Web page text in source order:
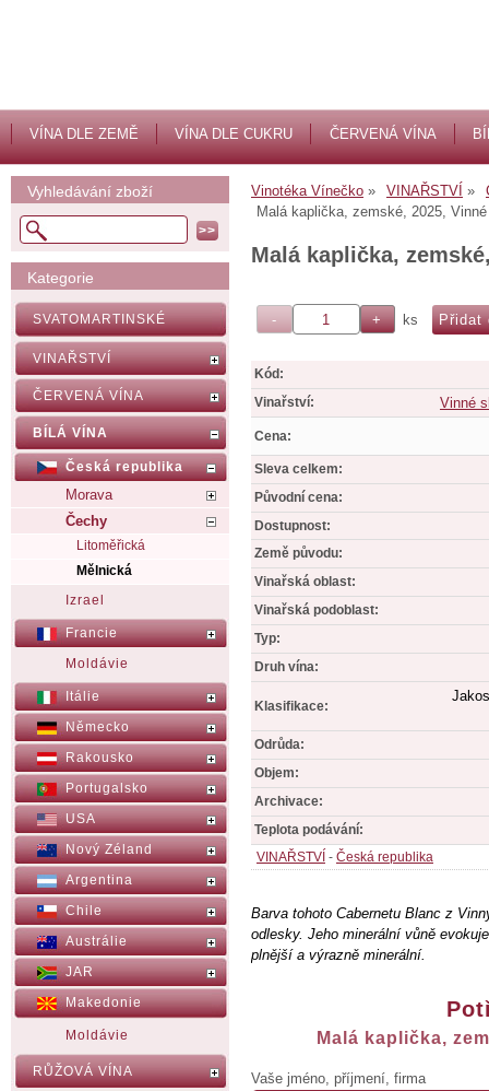
VÍNA DLE ZEMĚ VÍNA DLE CUKRU ČERVENÁ VÍNA
Vinotéka Vínečko VINAŘSTVÍ
Malá kaplička, zemské, 2025,
Malá kaplička,
ks
Kód:
Vinařství:
Vinné
Cena:
Sleva celkem:
Původní cena:
Dostupnost:
Země původu:
Vinařská oblast:
Vinařská podoblast:
Typ:
Druh vína:
Klasifikace:
Odrůda:
Objem:
Archivace:
Teplota podávání:
VINAŘSTVÍ - Česká republika
Barva tohoto Cabernetu Blanc z
odlesky. Jeho minerální vůně
plnější a výrazně minerální.
Malá kaplička,
Vaše jméno, příjmení, firma
Vyhledávání zboží
Kategorie
SVATOMARTINSKÉ
VINAŘSTVÍ
ČERVENÁ VÍNA
BÍLÁ VÍNA
Česká republika
Morava
Čechy
Litoměřická
Mělnická
Izrael
Francie
Moldávie
Itálie
Německo
Rakousko
Portugalsko
USA
Nový Zéland
Argentina
Chile
Austrálie
JAR
Makedonie
Moldávie
RŮŽOVÁ VÍNA